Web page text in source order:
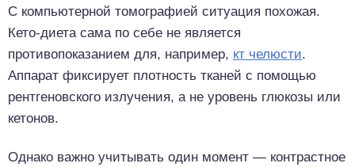
С компьютерной томографией ситуация похожая.
Кето-диета сама по себе не является
противопоказанием для, например, кт челюсти.
Аппарат фиксирует плотность тканей с помощью
рентгеновского излучения, а не уровень глюкозы или
кетонов.
Однако важно учитывать один момент — контрастное